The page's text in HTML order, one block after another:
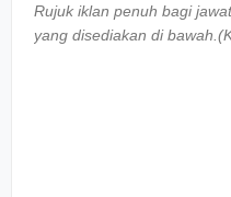
Rujuk iklan penuh bagi
yang disediakan di